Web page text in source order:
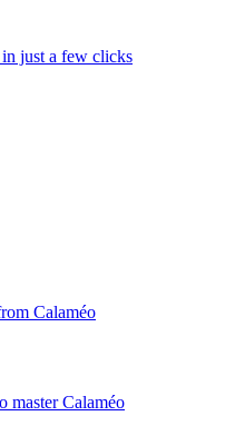
just a few clicks
Calaméo
master Calaméo